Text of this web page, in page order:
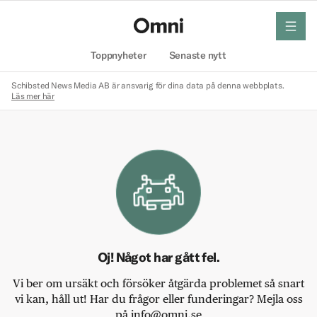
Toppnyheter Senaste nytt
meny
Schibsted News Media AB är ansvarig för dina data på denna webbplats.
Läs mer här
Oj! Något har gått fel.
Vi ber om ursäkt och försöker åtgärda problemet så snart
vi kan, håll ut! Har du frågor eller funderingar? Mejla oss